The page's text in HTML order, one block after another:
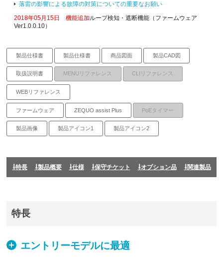
落雷の影響による故障の対策についての重要なお願い
2018年05月15日 機能追加ループ検知・遮断機能（ファームウェア
Ver1.0.0.10）
製品仕様書 製品仕様書 商品図面 製品CAD図
取扱説明書 MENUリファレンス CLIリファレンス
WEBリファレンス
ファームウェア ZEQUO assist Plus PoEタイマー
製品画像 製品アイコン1 製品アイコン2
特長 製品概要 仕様 保守チケット オプション品 関連製品
特長
エントリーモデルに最適